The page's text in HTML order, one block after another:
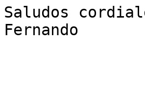
Saludos
Fernando